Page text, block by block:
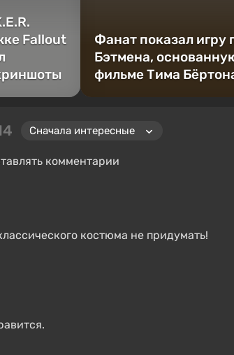
Fallout
Фанат показал игру
Бэтмена,
фильме Тима
комментарии
костюма не придумать!